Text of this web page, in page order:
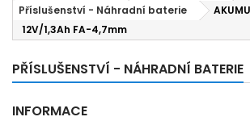
Příslušenství - Náhradní baterie
12V/1,3Ah FA-4,7mm
PŘÍSLUŠENSTVÍ - NÁHRADNÍ BATERIE
INFORMACE